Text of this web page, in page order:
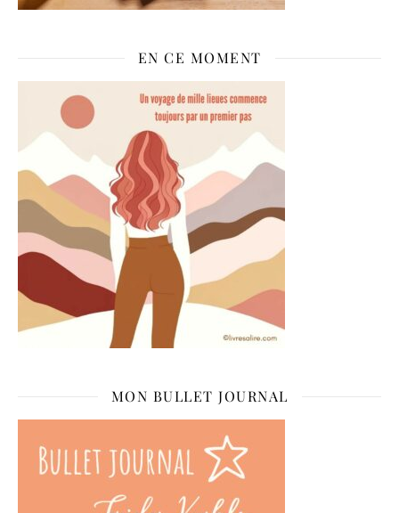
EN CE MOMENT
MON BULLET JOURNAL